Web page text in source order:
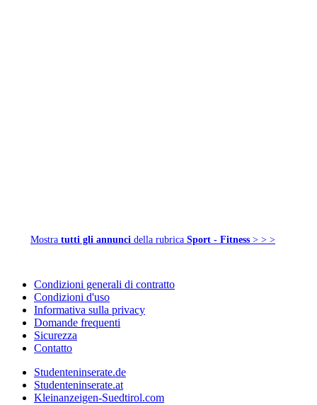
Mostra tutti gli annunci della rubrica Sport - Fitness > > >
Condizioni generali di contratto
Condizioni d'uso
Informativa sulla privacy
Domande frequenti
Sicurezza
Contatto
Studenteninserate.de
Studenteninserate.at
Kleinanzeigen-Suedtirol.com